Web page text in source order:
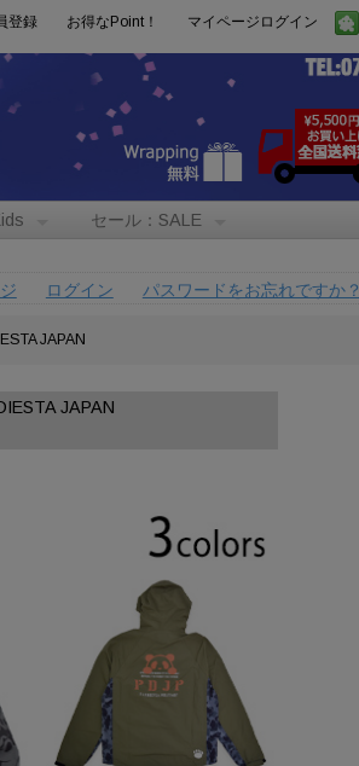
登録 お得なPoint！ マイページログイン
セール：SALE
ログイン パスワードをお忘れですか？
JAPAN
JAPAN